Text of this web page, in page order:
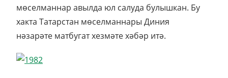
мөселманнар авылда юл салуда булышкан. Бу
хакта Татарстан мөселманнары Диния
нәзарәте матбугат хезмәте хәбәр итә.